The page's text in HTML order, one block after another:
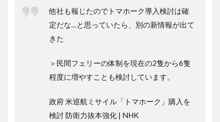
他社も報じたのでトマホーク導入検討は確
定だな…と思っていたら、別の新情報が出て
きた
＞民間フェリーの体制を現在の2隻から6隻
程度に増やすことも検討しています。
政府 米巡航ミサイル「トマホーク」購入を
検討 防衛力抜本強化 | NHK